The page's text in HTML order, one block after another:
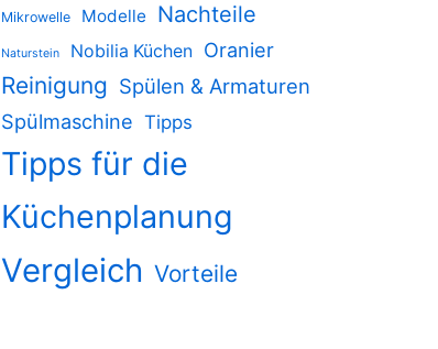
Mikrowelle Modelle Nachteile
Naturstein Nobilia Küchen Oranier
Reinigung Spülen & Armaturen
Spülmaschine Tipps
Tipps für die
Küchenplanung
Vergleich Vorteile